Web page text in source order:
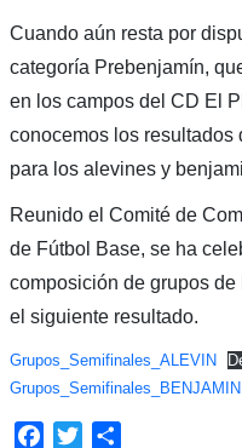
Cuando aún resta por
categoría Prebenjamín,
en los campos del CD El
conocemos los resultados
para los alevines y
Reunido el Comité de
de Fútbol Base, se ha
composición de grupos
el siguiente resultado.
Grupos_Semifinales_ALEVIN
Grupos_Semifinales_BENJAMIN
Facebook
Twitter